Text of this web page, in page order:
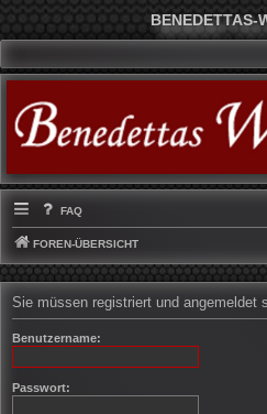
BENEDETTAS-
FAQ
FOREN-ÜBERSICHT
Sie müssen registriert und angemeldet
Benutzername:
Passwort: